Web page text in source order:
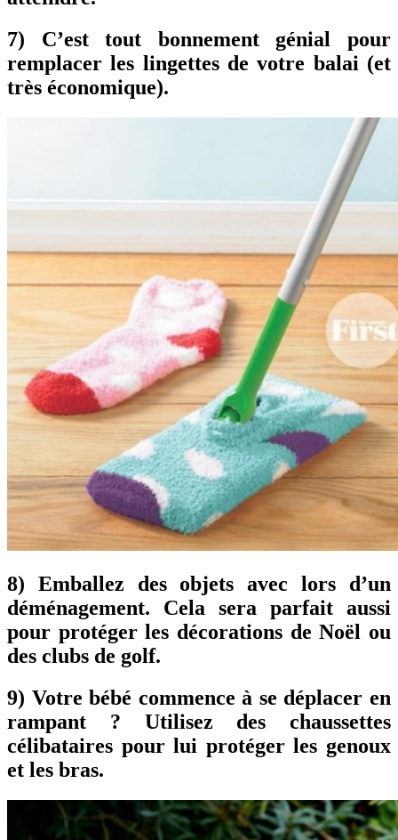
7) C’est tout bonnement génial pour
remplacer les lingettes de votre balai (et
très économique).
8) Emballez des objets avec lors d’un
déménagement. Cela sera parfait aussi
pour protéger les décorations de Noël ou
des clubs de golf.
9) Votre bébé commence à se déplacer en
rampant ? Utilisez des chaussettes
célibataires pour lui protéger les genoux
et les bras.